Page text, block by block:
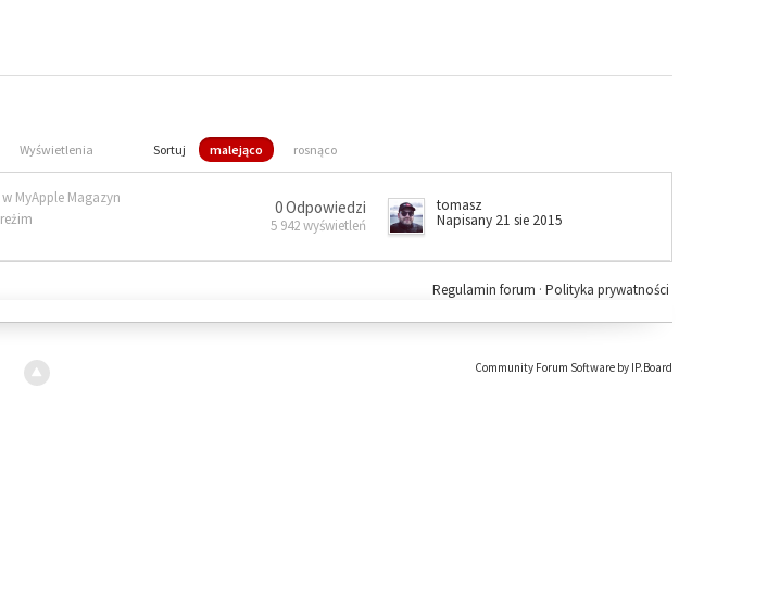
Wyświetlenia Sortuj malejąco rosnąco
w MyApple Magazyn
reżim
0 Odpowiedzi
5 942 wyświetleń
tomasz
Napisany 21 sie 2015
Polityka prywatności
Regulamin forum ·
Community Forum Software by IP.Board